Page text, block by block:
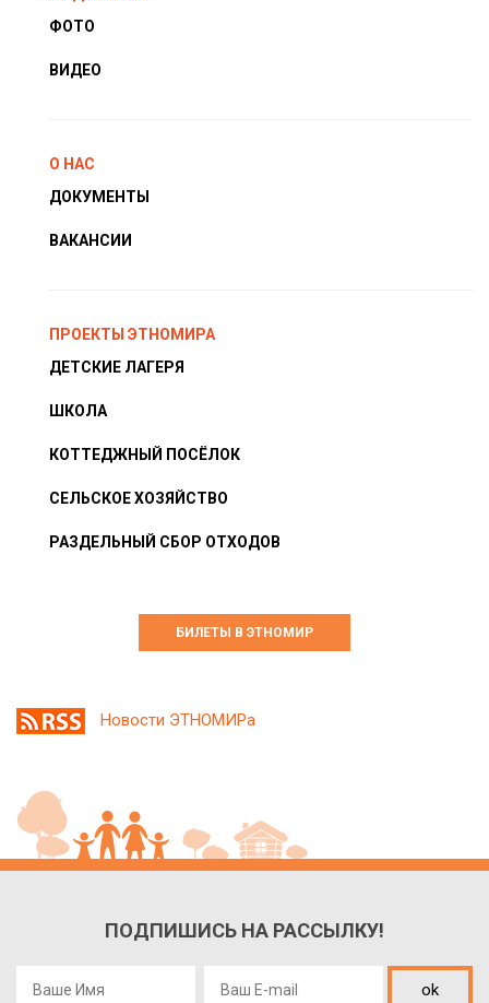
ФОТО
ВИДЕО
О НАС
ДОКУМЕНТЫ
ВАКАНСИИ
ПРОЕКТЫ ЭТНОМИРА
ДЕТСКИЕ ЛАГЕРЯ
ШКОЛА
КОТТЕДЖНЫЙ ПОСЁЛОК
СЕЛЬСКОЕ ХОЗЯЙСТВО
РАЗДЕЛЬНЫЙ СБОР ОТХОДОВ
БИЛЕТЫ В ЭТНОМИР
Новости ЭТНОМИРа
ПОДПИШИСЬ НА РАССЫЛКУ!
ok